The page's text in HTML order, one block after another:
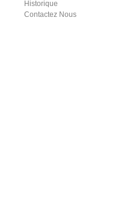
Historique
Contactez Nous